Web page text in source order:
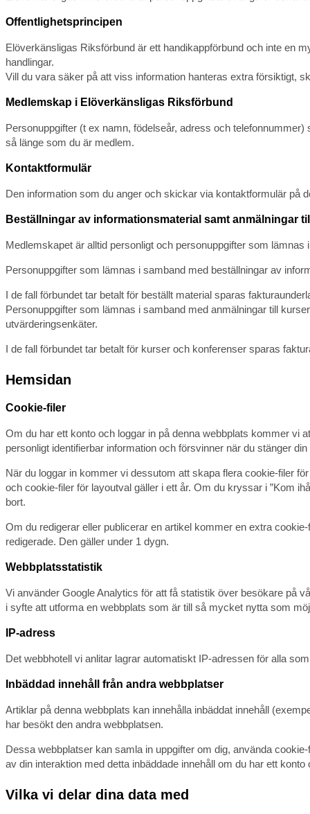
Offentlighetsprincipen
Elöverkänsligas Riksförbund är ett handikappförbund och inte en
handlingar.
Vill du vara säker på att viss information hanteras extra försiktigt,
Medlemskap i Elöverkänsligas Riksförbund
Personuppgifter (t ex namn, födelseår, adress och
så länge som du är medlem.
Kontaktformulär
Den information som du anger och skickar via kontaktformulär på
Beställningar av informationsmaterial samt anmälningar
Medlemskapet är alltid personligt och personuppgifter som
Personuppgifter som lämnas i samband med beställningar av
I de fall förbundet tar betalt för beställt material sparas
Personuppgifter som lämnas i samband med anmälningar till
utvärderingsenkäter.
I de fall förbundet tar betalt för kurser och konferenser sparas
Hemsidan
Cookie-filer
Om du har ett konto och loggar in på denna webbplats kommer vi
personligt identifierbar information och försvinner när du stänger
När du loggar in kommer vi dessutom att skapa flera cookie-filer
och cookie-filer för layoutval gäller i ett år. Om du kryssar i ”Kom
bort.
Om du redigerar eller publicerar en artikel kommer en extra
redigerade. Den gäller under 1 dygn.
Webbplatsstatistik
Vi använder Google Analytics för att få statistik över besökare på
i syfte att utforma en webbplats som är till så mycket nytta som
IP-adress
Det webbhotell vi anlitar lagrar automatiskt IP-adressen för alla
Inbäddad innehåll från andra webbplatser
Artiklar på denna webbplats kan innehålla inbäddat innehåll
har besökt den andra webbplatsen.
Dessa webbplatser kan samla in uppgifter om dig, använda
av din interaktion med detta inbäddade innehåll om du har ett
Vilka vi delar dina data med